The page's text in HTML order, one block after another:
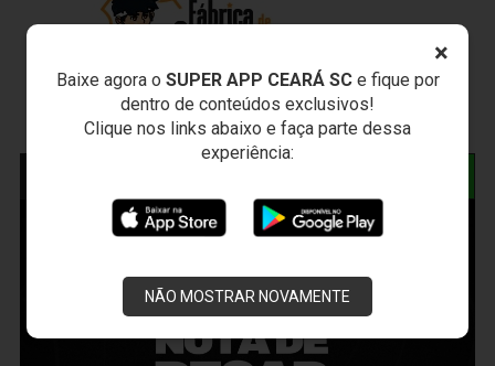
×
Baixe agora o SUPER APP CEARÁ SCe fique por
dentro de conteúdos exclusivos!
Clique nos links abaixo e faça parte dessa
experiência:
NÃO MOSTRAR NOVAMENTE